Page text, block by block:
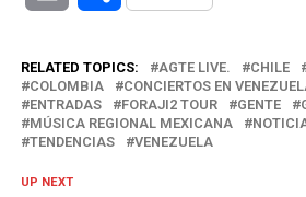
RELATED TOPICS: AGTE LIVE. CHILE
COLOMBIA
CONCIERTOS EN
ENTRADAS
FORAJI2 TOUR GENTE
MÚSICA REGIONAL MEXICANA
TENDENCIAS
VENEZUELA
UP NEXT